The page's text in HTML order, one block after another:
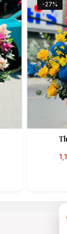
-27%
An
Tư vấn
Chào